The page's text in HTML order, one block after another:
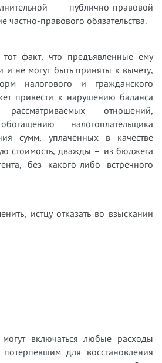
публично-правовой
частно-правового обязательства.
факт, что предъявленные ему
не могут быть приняты к вычету,
налогового и гражданского
привести к нарушению баланса
отношений,
налогоплательщика
сумм, уплаченных в качестве
стоимость, дважды – из бюджета
без какого-либо встречного
истцу отказать во взыскании
включаться любые расходы
для восстановления